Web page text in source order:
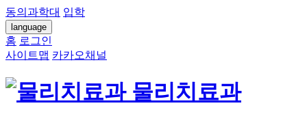
동의과학대 입학
language
홈 로그인
사이트맵 카카오채널
물리치료과